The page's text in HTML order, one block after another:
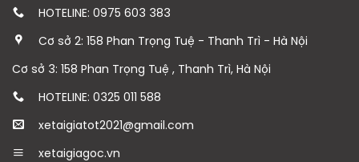
HOTELINE: 0975 603 383
Cơ sở 2: 158 Phan Trọng Tuệ - Thanh Trì - Hà Nội
Cơ sở 3: 158 Phan Trọng Tuệ , Thanh Trì, Hà Nội
HOTELINE: 0325 011 588
xetaigiatot2021@gmail.com
xetaigiagoc.vn